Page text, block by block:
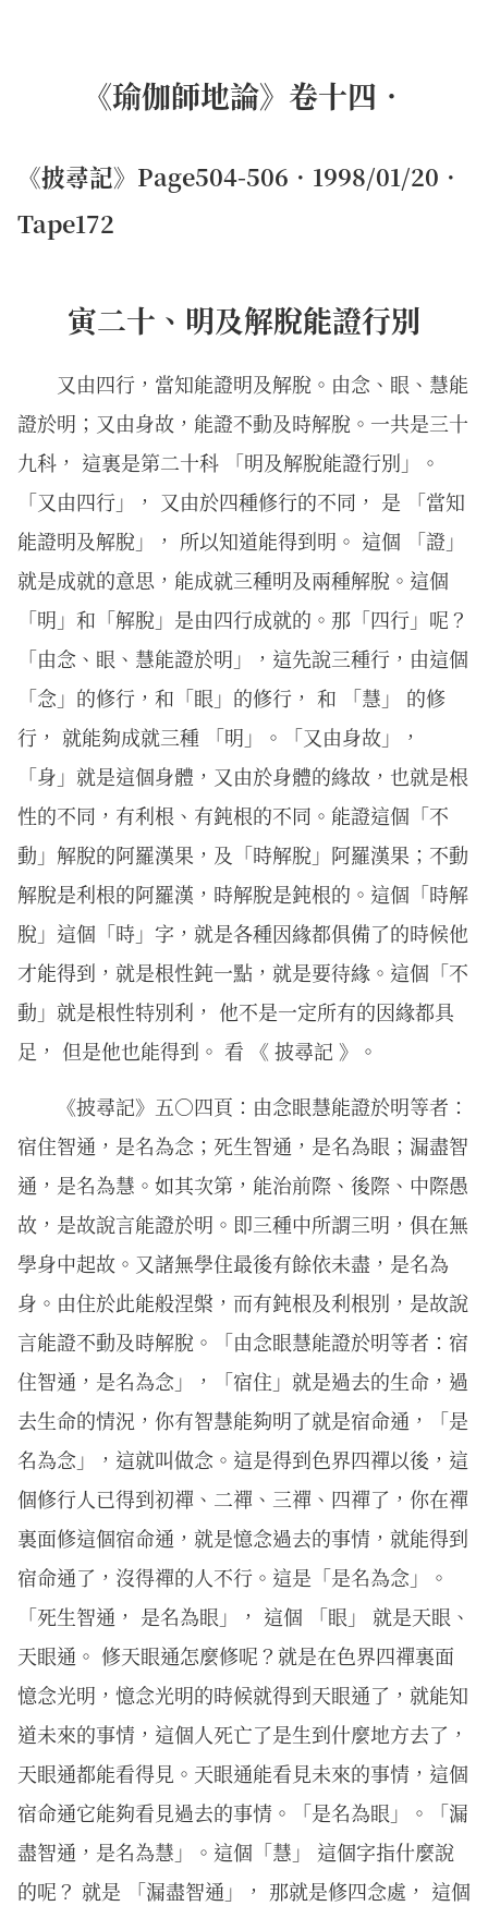
《瑜伽師地論》卷十四．
《披尋記》Page504-506．1998/01/20．
Tape172
寅二十、明及解脫能證行別
又由四行，當知能證明及解脫。由念、眼、慧能
證於明；又由身故，能證不動及時解脫。一共是三十
九科， 這裏是第二十科 「明及解脫能證行別」。
「又由四行」， 又由於四種修行的不同， 是 「當知
能證明及解脫」， 所以知道能得到明。 這個 「證」
就是成就的意思，能成就三種明及兩種解脫。這個
「明」和「解脫」是由四行成就的。那「四行」呢？
「由念、眼、慧能證於明」，這先說三種行，由這個
「念」的修行，和「眼」的修行， 和 「慧」 的修
行， 就能夠成就三種 「明」。「又由身故」，
「身」就是這個身體，又由於身體的緣故，也就是根
性的不同，有利根、有鈍根的不同。能證這個「不
動」解脫的阿羅漢果，及「時解脫」阿羅漢果；不動
解脫是利根的阿羅漢，時解脫是鈍根的。這個「時解
脫」這個「時」字，就是各種因緣都俱備了的時候他
才能得到，就是根性鈍一點，就是要待緣。這個「不
動」就是根性特別利， 他不是一定所有的因緣都具
足， 但是他也能得到。 看 《 披尋記 》。
《披尋記》五○四頁：由念眼慧能證於明等者：
宿住智通，是名為念；死生智通，是名為眼；漏盡智
通，是名為慧。如其次第，能治前際、後際、中際愚
故，是故說言能證於明。即三種中所謂三明，俱在無
學身中起故。又諸無學住最後有餘依未盡，是名為
身。由住於此能般涅槃，而有鈍根及利根別，是故說
言能證不動及時解脫。「由念眼慧能證於明等者：宿
住智通，是名為念」，「宿住」就是過去的生命，過
去生命的情況，你有智慧能夠明了就是宿命通，「是
名為念」，這就叫做念。這是得到色界四禪以後，這
個修行人已得到初禪、二禪、三禪、四禪了，你在禪
裏面修這個宿命通，就是憶念過去的事情，就能得到
宿命通了，沒得禪的人不行。這是「是名為念」。
「死生智通， 是名為眼」， 這個 「眼」 就是天眼、
天眼通。 修天眼通怎麼修呢？就是在色界四禪裏面
憶念光明，憶念光明的時候就得到天眼通了，就能知
道未來的事情，這個人死亡了是生到什麼地方去了，
天眼通都能看得見。天眼通能看見未來的事情，這個
宿命通它能夠看見過去的事情。「是名為眼」。「漏
盡智通，是名為慧」。這個「慧」 這個字指什麼說
的呢？ 就是 「漏盡智通」， 那就是修四念處， 這個